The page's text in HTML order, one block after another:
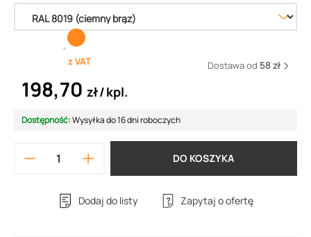
z VAT Dostawa od 58 zł
198,70 zł kpl.
Dostępność:Wysyłka do 16 dni roboczych
DO KOSZYKA
Dodaj do listy Zapytaj o ofertę